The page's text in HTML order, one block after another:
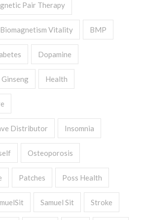
Pair Therapy
Biomagnetism Vitality BMP
Dopamine
Ginseng Health
Distributor Insomnia
Osteoporosis
Patches Poss Health
Samuel Sit Stroke